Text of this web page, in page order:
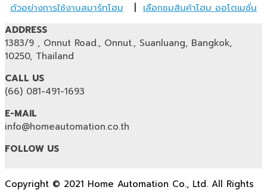
ตัวอย่างการใช้งานสมาร์ทโฮม
เลือกชมสินค้าโฮม ออโตเมชั่น
ADDRESS
1383/9 , Onnut Road., Onnut., Suanluang, Bangkok,
10250, Thailand
CALL US
(66) 081-491-1693
E-MAIL
info@homeautomation.co.th
FOLLOW US
Copyright © 2021 Home Automation Co., Ltd. All Rights